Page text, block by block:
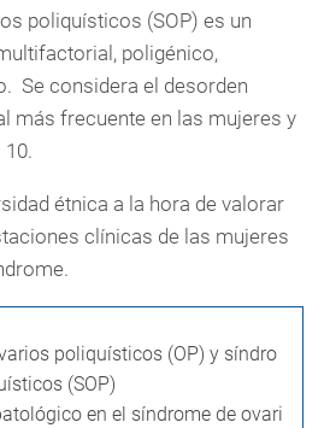
poliquísticos (SOP) es un
poligénico,
Se considera el desorden
más frecuente en las mujeres y
10.
étnica a la hora de valorar
clínicas de las mujeres
poliquísticos (OP) y síndro
(SOP)
en el síndrome de ovari